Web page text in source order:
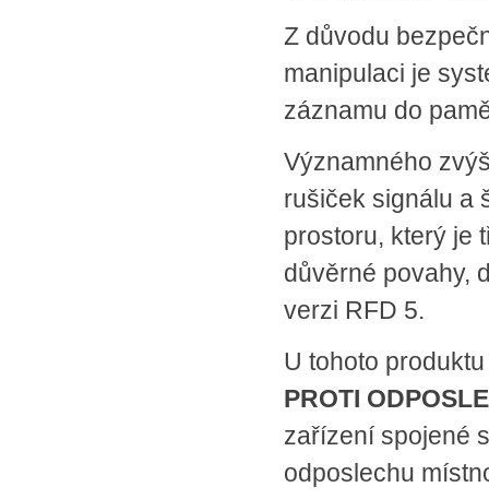
Z důvodu
manipulaci je
záznamu do
Významného
rušiček signálu a
prostoru, který je
důvěrné povahy,
verzi RFD 5.
U tohoto
PROTI
zařízení spojené
odposlechu